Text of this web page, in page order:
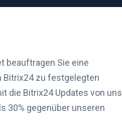
beauftragen Sie eine
Bitrix24 zu festgelegten
die Bitrix24 Updates von uns
30% gegenüber unseren